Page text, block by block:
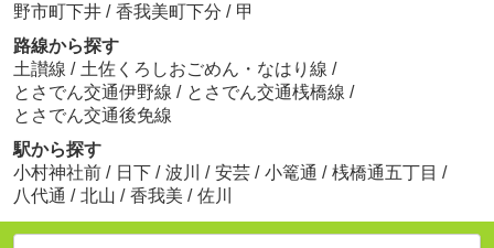
野市町下井 / 香我美町下分 / 甲
路線から探す
土讃線 / 土佐くろしおごめん・なはり線 /
とさでん交通伊野線 / とさでん交通桟橋線 /
とさでん交通後免線
駅から探す
小村神社前 / 日下 / 波川 / 安芸 / 小篭通 / 桟橋通五丁目 /
八代通 / 北山 / 香我美 / 佐川